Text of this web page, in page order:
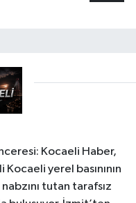
Kocaeli Haber,
yerel basınının
tutan tarafsız